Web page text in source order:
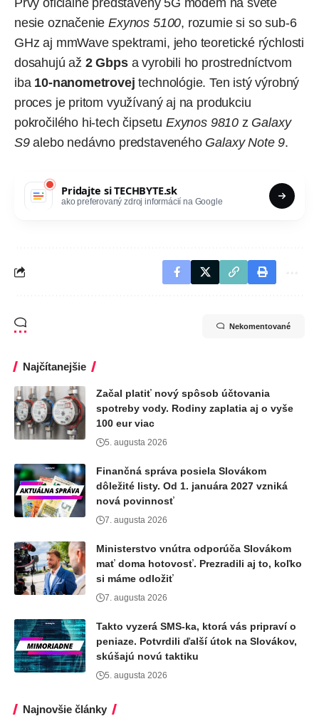
nesie označenieExynos 5100, rozumie si so sub-6
GHz aj mmWave spektrami, jeho teoretické rýchlosti
dosahujú až 2 Gbpsa vyrobili ho prostredníctvom
iba 10-nanometrovej technológie. Ten istý výrobný
proces je pritom využívaný aj na produkciu
pokročilého hi-tech čipsetu Exynos 9810 z Galaxy
S9alebo nedávno predstaveného Galaxy Note 9.
Pridajte siTECHBYTE.sk
ako preferovaný zdroj informácií na Google
Nekomentované
Najčítanejšie
Začal platiť nový spôsob účtovania
spotreby vody. Rodiny zaplatia aj o vyše
100 eur viac
5. augusta 2026
Finančná správa posiela Slovákom
dôležité listy. Od 1. januára 2027 vzniká
nová povinnosť
7. augusta 2026
Ministerstvo vnútra odporúča Slovákom
mať doma hotovosť. Prezradili aj to, koľko
si máme odložiť
7. augusta 2026
Takto vyzerá SMS-ka, ktorá vás pripraví o
peniaze. Potvrdili ďalší útok na Slovákov,
skúšajú novú taktiku
5. augusta 2026
Najnovšie články